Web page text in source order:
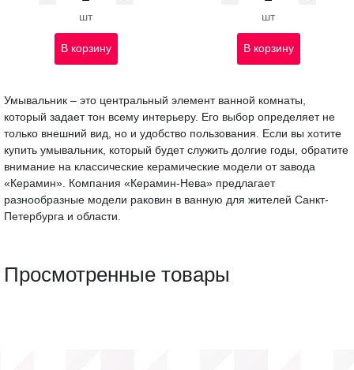
шт
В корзину
шт
В корзину
Умывальник – это центральный элемент ванной комнаты,
который задает тон всему интерьеру. Его выбор определяет не
только внешний вид, но и удобство пользования. Если вы хотите
купить умывальник, который будет служить долгие годы, обратите
внимание на классические керамические модели от завода
«Керамин». Компания «Керамин-Нева» предлагает
разнообразные модели раковин в ванную для жителей Санкт-
Петербурга и области.
Просмотренные товары